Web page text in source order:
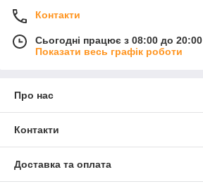
Контакти
Сьогодні працює з 08:00 до 20:00
Показати весь графік роботи
Про нас
Контакти
Доставка та оплата